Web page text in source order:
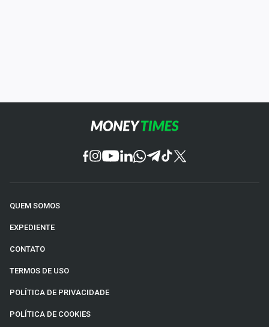
QUEM SOMOS
EXPEDIENTE
CONTATO
TERMOS DE USO
POLÍTICA DE PRIVACIDADE
POLÍTICA DE COOKIES